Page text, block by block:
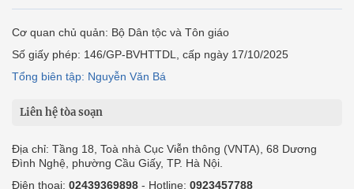
Đình Nghệ, phường Cầu Giấy, TP. Hà Nội.
Điện thoại:02439369898- Hotline:0923457788
Email: vietnamnet@vietnamnet.vn
© 1997 Báo VietNamNet. All rights reserved. Chỉ được phát hành